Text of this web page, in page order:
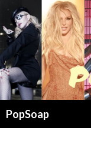
PopSoap